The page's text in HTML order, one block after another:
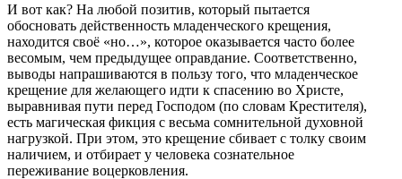
И вот как? На любой позитив, который пытается
обосновать действенность младенческого крещения,
находится своё «но…», которое оказывается часто более
весомым, чем предыдущее оправдание. Соответственно,
выводы напрашиваются в пользу того, что младенческое
крещение для желающего идти к спасению во Христе,
выравнивая пути перед Господом (по словам Крестителя),
есть магическая фикция с весьма сомнительной духовной
нагрузкой. При этом, это крещение сбивает с толку своим
наличием, и отбирает у человека сознательное
переживание воцерковления.